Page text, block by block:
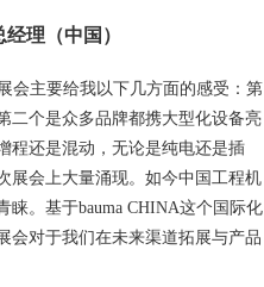
理（中国）
会主要给我以下几方面的感受：第
二个是众多品牌都携大型化设备亮
程还是混动，无论是纯电还是插
展会上大量涌现。如今中国工程机
。基于bauma CHINA这个国际化
会对于我们在未来渠道拓展与产品